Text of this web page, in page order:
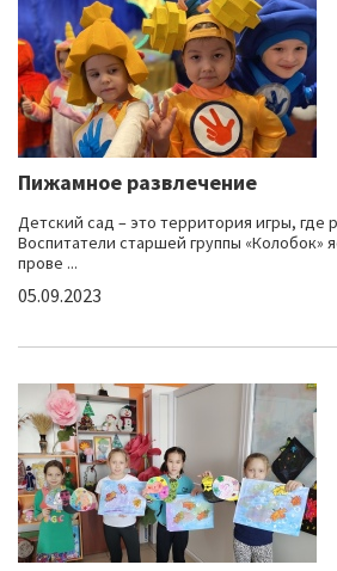
Пижамное развлечение
Детский сад – это территория игры, где
Воспитатели старшей группы «Колобок»
прове ...
05.09.2023